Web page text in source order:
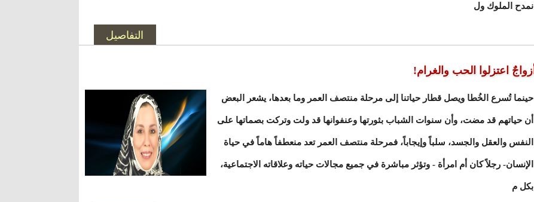
نمدح الملوك ول
التفاصيل
أزواجٌ اعتزلوا الحب والغرام!
حينما تُسرع الخُطا ويصل قطار حياتنا إلى مرحلة منتصف العمر وما بعدها، يشعر البعض
أن حياتهم قد مضت، وأن سنوات الشباب بثورتها وعنفوانها قد ولت وتركت بصماتها على
النفس والعقل والجسد، سلباً وإيجاباً، فمرحلة منتصف العمر تعد منعطفاً هاماً في حياة
الإنسان- رجلاً كان أم امرأة - وتؤثر مباشرة في جميع مجالات حياته وعلاقاته الاجتماعية،
بكل م